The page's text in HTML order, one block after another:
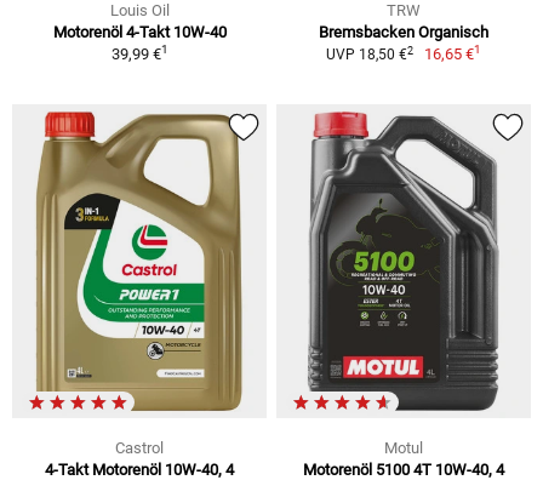
Louis Oil
Motorenöl 4-Takt 10W-40
39,99 €1
TRW
Bremsbacken Organisch
UVP 18,50 €2 16,65 €1
Castrol
4-Takt Motorenöl 10W-40, 4
Motul
Motorenöl 5100 4T 10W-40, 4